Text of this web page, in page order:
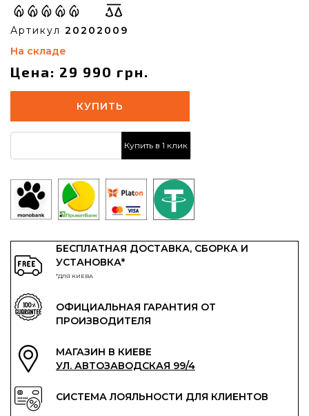
Артикул 20202009
На складе
Цена: 29 990 грн.
КУПИТЬ
Купить в 1 клик
БЕСПЛАТНАЯ ДОСТАВКА, СБОРКА И
УСТАНОВКА*
*ДЛЯ КИЕВА
ОФИЦИАЛЬНАЯ ГАРАНТИЯ ОТ
ПРОИЗВОДИТЕЛЯ
МАГАЗИН В КИЕВЕ
УЛ. АВТОЗАВОДСКАЯ 99/4
СИСТЕМА ЛОЯЛЬНОСТИ ДЛЯ КЛИЕНТОВ